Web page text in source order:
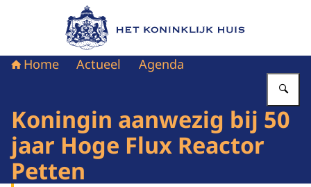
Naar de homepage van Het Koninklijk Huis
Home Actueel Agenda
Koningin aanwezig bij 50
jaar Hoge Flux Reactor
Petten